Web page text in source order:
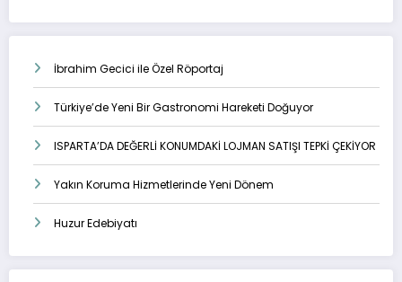
İbrahim Gecici ile Özel Röportaj
Türkiye’de Yeni Bir Gastronomi Hareketi Doğuyor
ISPARTA’DA DEĞERLİ KONUMDAKİ LOJMAN SATIŞI TEPKİ ÇEKİYOR
Yakın Koruma Hizmetlerinde Yeni Dönem
Huzur Edebiyatı